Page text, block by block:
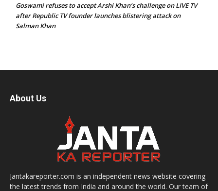
Goswami refuses to accept Arshi Khan’s challenge on LIVE TV
after Republic TV founder launches blistering attack on
Salman Khan
About Us
Jantakareporter.com is an independent news website covering
the latest trends from India and around the world. Our team of